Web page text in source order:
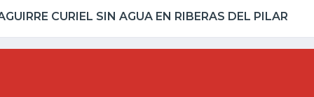
INSEGURO Y AL VIRREY NO LE